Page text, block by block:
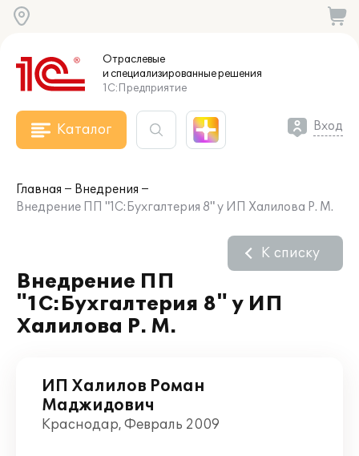
Отраслевые
и специализированныерешения
1С:Предприятие
Каталог Вход
Главная
Внедрения
Внедрение ПП "1С:Бухгалтерия 8" у ИП Халилова Р. М.
Внедрение ПП
"1С:Бухгалтерия 8" у ИП
Халилова Р. М.
К списку
ИП Халилов Роман
Маджидович
Краснодар, Февраль 2009